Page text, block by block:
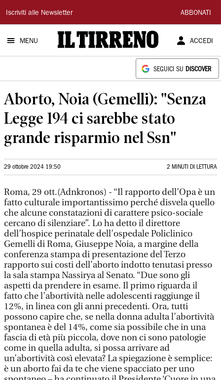
Il
Tirreno
Iscriviti alle Newsletter ABBONATI
MENU ACCEDI
SEGUICI SU DISCOVER
Aborto, Noia (Gemelli): "Senza
Legge 194 ci sarebbe stato
grande risparmio nel Ssn"
29 ottobre 2024 19:50 2 MINUTI DI LETTURA
Roma, 29 ott.(Adnkronos) - “Il rapporto dell’Opa è un
fatto culturale importantissimo perché disvela quello
che alcune constatazioni di carattere psico-sociale
cercano di silenziare”. Lo ha detto il direttore
dell’hospice perinatale dell’ospedale Policlinico
Gemelli di Roma, Giuseppe Noia, a margine della
conferenza stampa di presentazione del Terzo
rapporto sui costi dell’aborto indotto tenutasi presso
la sala stampa Nassirya al Senato. “Due sono gli
aspetti da prendere in esame. Il primo riguarda il
fatto che l’abortività nelle adolescenti raggiunge il
12%, in linea con gli anni precedenti. Ora, tutti
possono capire che, se nella donna adulta l’abortività
spontanea è del 14%, come sia possibile che in una
fascia di età più piccola, dove non ci sono patologie
come in quella adulta, si possa arrivare ad
un’abortività così elevata? La spiegazione è semplice:
è un aborto fai da te che viene spacciato per uno